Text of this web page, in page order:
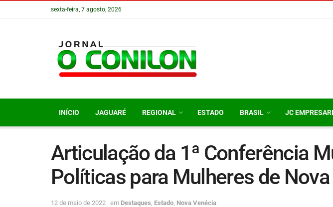
sexta-feira, 7 agosto, 2026
INÍCIO JAGUARÉ REGIONAL ESTADO BRASIL JC
Articulação da 1ª Conferência
Políticas para Mulheres de
12 de maio de 2022 em Destaques Estado Nova Venécia